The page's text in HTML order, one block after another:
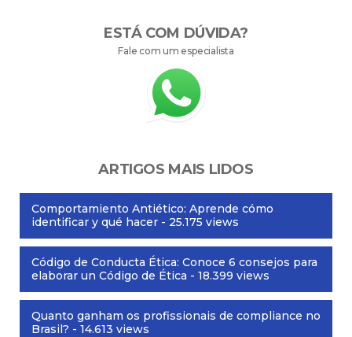
ESTÁ COM DÚVIDA?
Fale com um especialista
ARTIGOS MAIS LIDOS
Comportamiento Antiético: Aprende cómo
identificar y qué hacer - 25.175 views
Código de Conducta Ética: Conoce 6 consejos para
elaborar un Código de Ética - 18.399 views
Quanto ganham os profissionais de compliance no
Brasil? - 14.613 views